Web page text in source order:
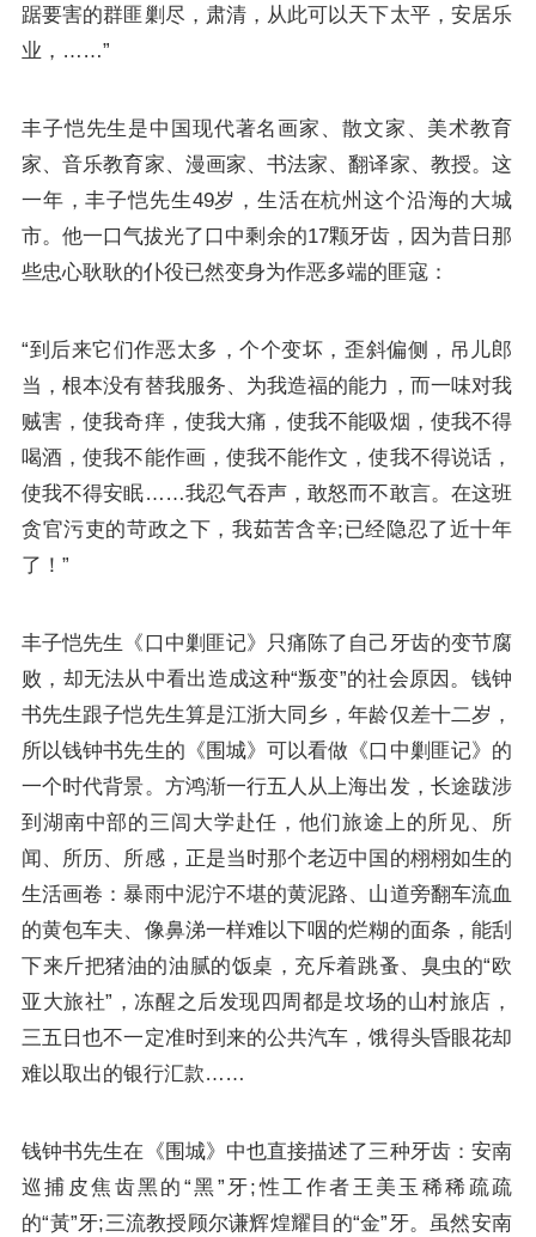
踞要害的群匪剿尽，肃清，从此可以天下太平，安居乐
业，……”
丰子恺先生是中国现代著名画家、散文家、美术教育
家、音乐教育家、漫画家、书法家、翻译家、教授。这
一年，丰子恺先生49岁，生活在杭州这个沿海的大城
市。他一口气拔光了口中剩余的17颗牙齿，因为昔日那
些忠心耿耿的仆役已然变身为作恶多端的匪寇：
“到后来它们作恶太多，个个变坏，歪斜偏侧，吊儿郎
当，根本没有替我服务、为我造福的能力，而一味对我
贼害，使我奇痒，使我大痛，使我不能吸烟，使我不得
喝酒，使我不能作画，使我不能作文，使我不得说话，
使我不得安眠……我忍气吞声，敢怒而不敢言。在这班
贪官污吏的苛政之下，我茹苦含辛;已经隐忍了近十年
了！”
丰子恺先生《口中剿匪记》只痛陈了自己牙齿的变节腐
败，却无法从中看出造成这种“叛变”的社会原因。钱钟
书先生跟子恺先生算是江浙大同乡，年龄仅差十二岁，
所以钱钟书先生的《围城》可以看做《口中剿匪记》的
一个时代背景。方鸿渐一行五人从上海出发，长途跋涉
到湖南中部的三闾大学赴任，他们旅途上的所见、所
闻、所历、所感，正是当时那个老迈中国的栩栩如生的
生活画卷：暴雨中泥泞不堪的黄泥路、山道旁翻车流血
的黄包车夫、像鼻涕一样难以下咽的烂糊的面条，能刮
下来斤把猪油的油腻的饭桌，充斥着跳蚤、臭虫的“欧
亚大旅社”，冻醒之后发现四周都是坟场的山村旅店，
三五日也不一定准时到来的公共汽车，饿得头昏眼花却
难以取出的银行汇款……
钱钟书先生在《围城》中也直接描述了三种牙齿：安南
巡捕皮焦齿黑的“黑”牙;性工作者王美玉稀稀疏疏
的“黃”牙;三流教授顾尔谦辉煌耀目的“金”牙。虽然安南